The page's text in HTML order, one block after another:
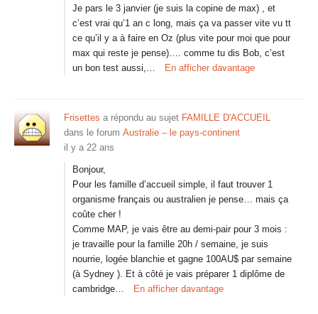
Je pars le 3 janvier (je suis la copine de max) , et
c’est vrai qu’1 an c long, mais ça va passer vite vu tt
ce qu’il y a à faire en Oz (plus vite pour moi que pour
max qui reste je pense)…. comme tu dis Bob, c’est
un bon test aussi,…
En afficher davantage
Frisettes a répondu au sujet FAMILLE D'ACCUEIL
dans le forum Australie – le pays-continent
il y a 22 ans
Bonjour,
Pour les famille d’accueil simple, il faut trouver 1
organisme français ou australien je pense… mais ça
coûte cher !
Comme MAP, je vais être au demi-pair pour 3 mois :
je travaille pour la famille 20h / semaine, je suis
nourrie, logée blanchie et gagne 100AU$ par semaine
(à Sydney ). Et à côté je vais préparer 1 diplôme de
cambridge…
En afficher davantage